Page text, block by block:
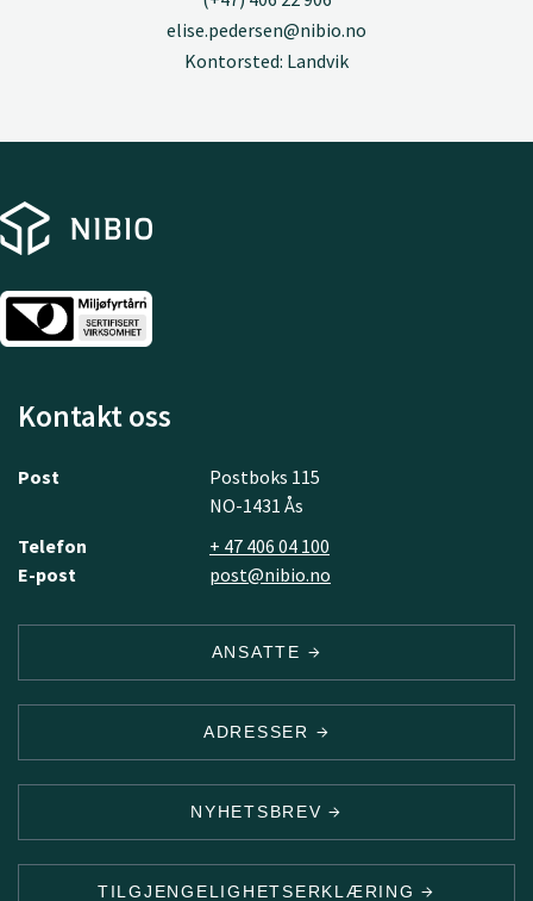
elise.pedersen@nibio.no
Kontorsted: Landvik
Kontakt oss
Post
Postboks 115
NO-1431 Ås
Telefon
+ 47 406 04 100
E-post
post@nibio.no
ANSATTE
ADRESSER
NYHETSBREV
TILGJENGELIGHETSERKLÆRING